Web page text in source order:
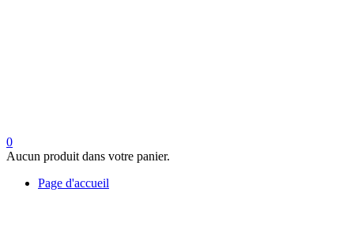
0
Aucun produit dans votre panier.
Page d'accueil